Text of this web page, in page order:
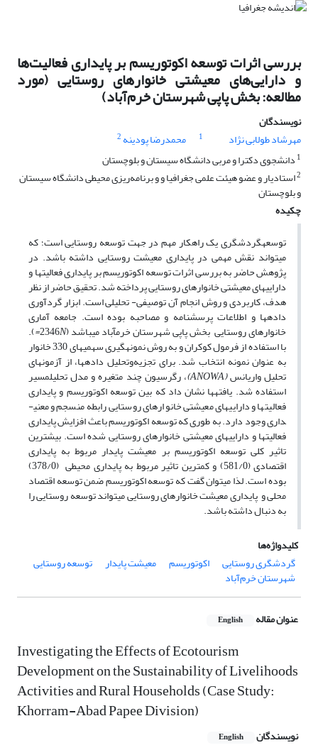
بررسی اثرات توسعه اکوتوریسم بر پایداری فعالیت‌ها
و دارایی‌های معیشتی خانوارهای روستایی (مورد
مطالعه: بخش پاپی شهرستان خرم‌آباد)
نویسندگان
مهرشاد طولابی نژاد
1 محمدرضا پودینه 2
1 دانشجوی دکترا و مربی دانشگاه سیستان و بلوچستان
2استادیار و عضو هیئت علمی جغرافیا و و برنامه‌ریزی محیطی دانشگاه سیستان
و بلوچستان
چکیده
توسعه­گردشگری یک راهکار مهم در جهت توسعه روستایی است؛ که
می­تواند نقش مهمی در پایداری معیشت روستایی داشته باشد. در
پژوهش حاضر به بررسی اثرات توسعه اکوتوریسم بر پایداری فعالیت­ها و
دارایی­های معیشتی خانوارهای روستایی پرداخته شد. تحقیق حاضر از نظر
هدف، کاربردی و روش انجام آن توصیفی- تحلیلی است. ابزار گردآوری
داده­ها و اطلاعات پرسش­نامه و مصاحبه بوده است. جامعه آماری
خانوارهای روستایی بخش پاپی شهرستان خرم­آباد می­باشد (2346N=
).
با استفاده از فرمول کوکران و به روش نمونه­گیری سهمیه­ای 330 خانوار
به عنوان نمونه انتخاب شد. برای تجزیه‌وتحلیل داده­ها، از آزمون­های
تحلیل واریانس(ANOWA) ، رگرسیون چند متغیره و مدل تحلیل­مسیر
استفاده شد. یافته­ها نشان داد که بین توسعه اکوتوریسم و پایداری
فعالیت­ها و دارایی­های معیشتی خانوارهای روستایی رابطه منسجم و معنی­
داری وجود دارد. به طوری که توسعه اکوتوریسم باعث افزایش پایداری
فعالیت­ها و دارایی­های معیشتی خانوارهای روستایی شده است. بیشترین
تاثیر کلی توسعه اکوتوریسم بر معیشت پایدار مربوط به پایداری
اقتصادی (581/0) و کمترین تاثیر مربوط به پایداری محیطی (378/0)
بوده است. لذا می­توان گفت که توسعه اکوتوریسم ضمن توسعه اقتصاد
محلی و پایداری معیشت خانوارهای روستایی می­تواند توسعه روستایی را
به دنبال داشته باشد.
کلیدواژه‌ها
گردشگری روستایی
اکوتوریسم معیشت پایدار توسعه روستایی
شهرستان خرم‌آباد
عنوان مقاله English
Investigating the Effects of Ecotourism
Development on the Sustainability of Livelihoods
Activities and Rural Households (Case Study:
Khorram-Abad Papee Division)
نویسندگان English